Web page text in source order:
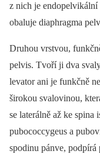
z nich je endopelvikální
obaluje diaphragma
Druhou vrstvou,
pelvis. Tvoří ji dva
levator ani je funkčně
širokou svalovinou,
se laterálně až ke spina
pubococcygeus a
spodinu pánve,